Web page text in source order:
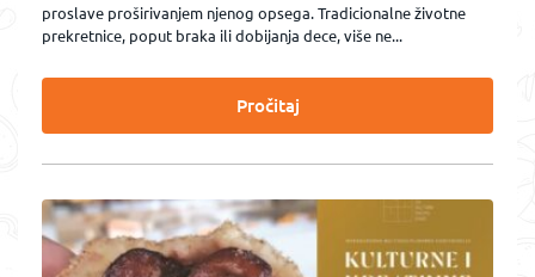
proslave proširivanjem njenog opsega. Tradicionalne životne
prekretnice, poput braka ili dobijanja dece, više ne...
Pročitaj